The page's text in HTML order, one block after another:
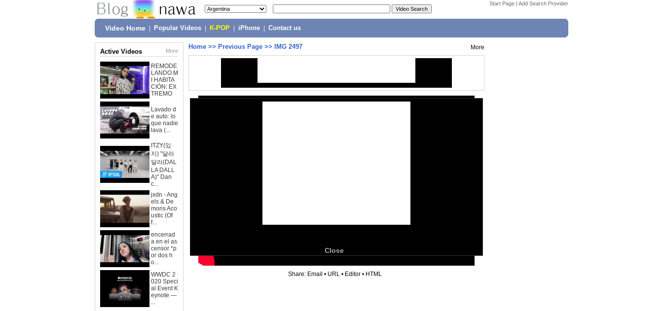
Start Page | Add Search Provider
Video Home Popular Videos K-POP iPhone Contact us
Active Videos More
REMODE
LANDO M
I HABITA
CIÓN: EX
TREMO
Lavado d
e auto: lo
que nadie
lava (...
ITZY(있
지) "달라
달라(DAL
LA DALL
A)" Dan
c...
jxdn - Ang
els & De
mons Aco
ustic (Of
f...
encerrad
a en el as
censor *p
or dos h
o...
WWDC 2
020 Speci
al Event K
eynote —
...
Home >> Previous Page >> IMG 2497 More
Close
Share: Email • URL • Editor • HTML